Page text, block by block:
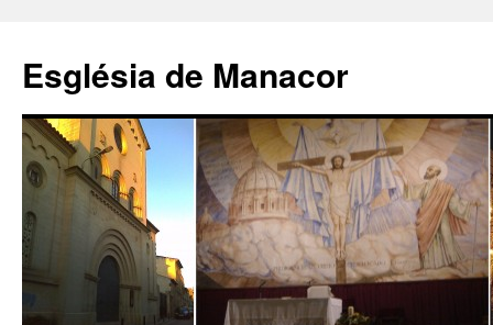
contenido
Església de Manacor